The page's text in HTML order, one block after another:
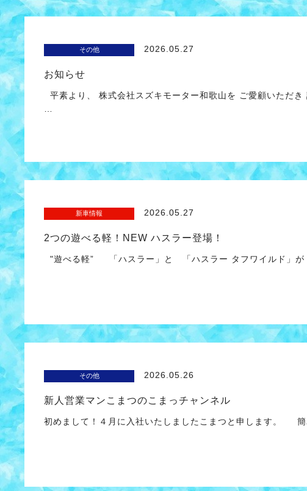
その他 2026.05.27
お知らせ
平素より、 株式会社スズキモーター和歌山を ご愛顧いただき
新車情報 2026.05.27
2つの遊べる軽！NEW ハスラー登場！
"遊べる軽” 「ハスラー」と 「ハスラー タフワイルド」
その他 2026.05.26
新人営業マンこまつのこまっチャンネル
初めまして！４月に入社いたしましたこまつと申します。 簡